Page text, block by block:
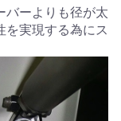
バーよりも径が太
を実現する為にス